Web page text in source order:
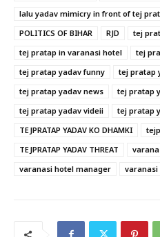
lalu yadav mimicry in front of tej
POLITICS OF BIHAR
RJD
tej
tej pratap in varanasi hotel
tej
tej pratap yadav funny
tej pratap
tej pratap yadav news
tej pratap
tej pratap yadav videii
tej pratap
TEJPRATAP YADAV KO DHAMKI
TEJPRATAP YADAV THREAT
varanasi hotel manager
varanasi